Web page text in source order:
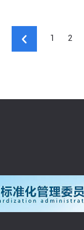
1 2